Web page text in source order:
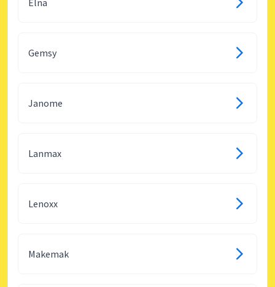
Gemsy
Janome
Lanmax
Lenoxx
Makemak